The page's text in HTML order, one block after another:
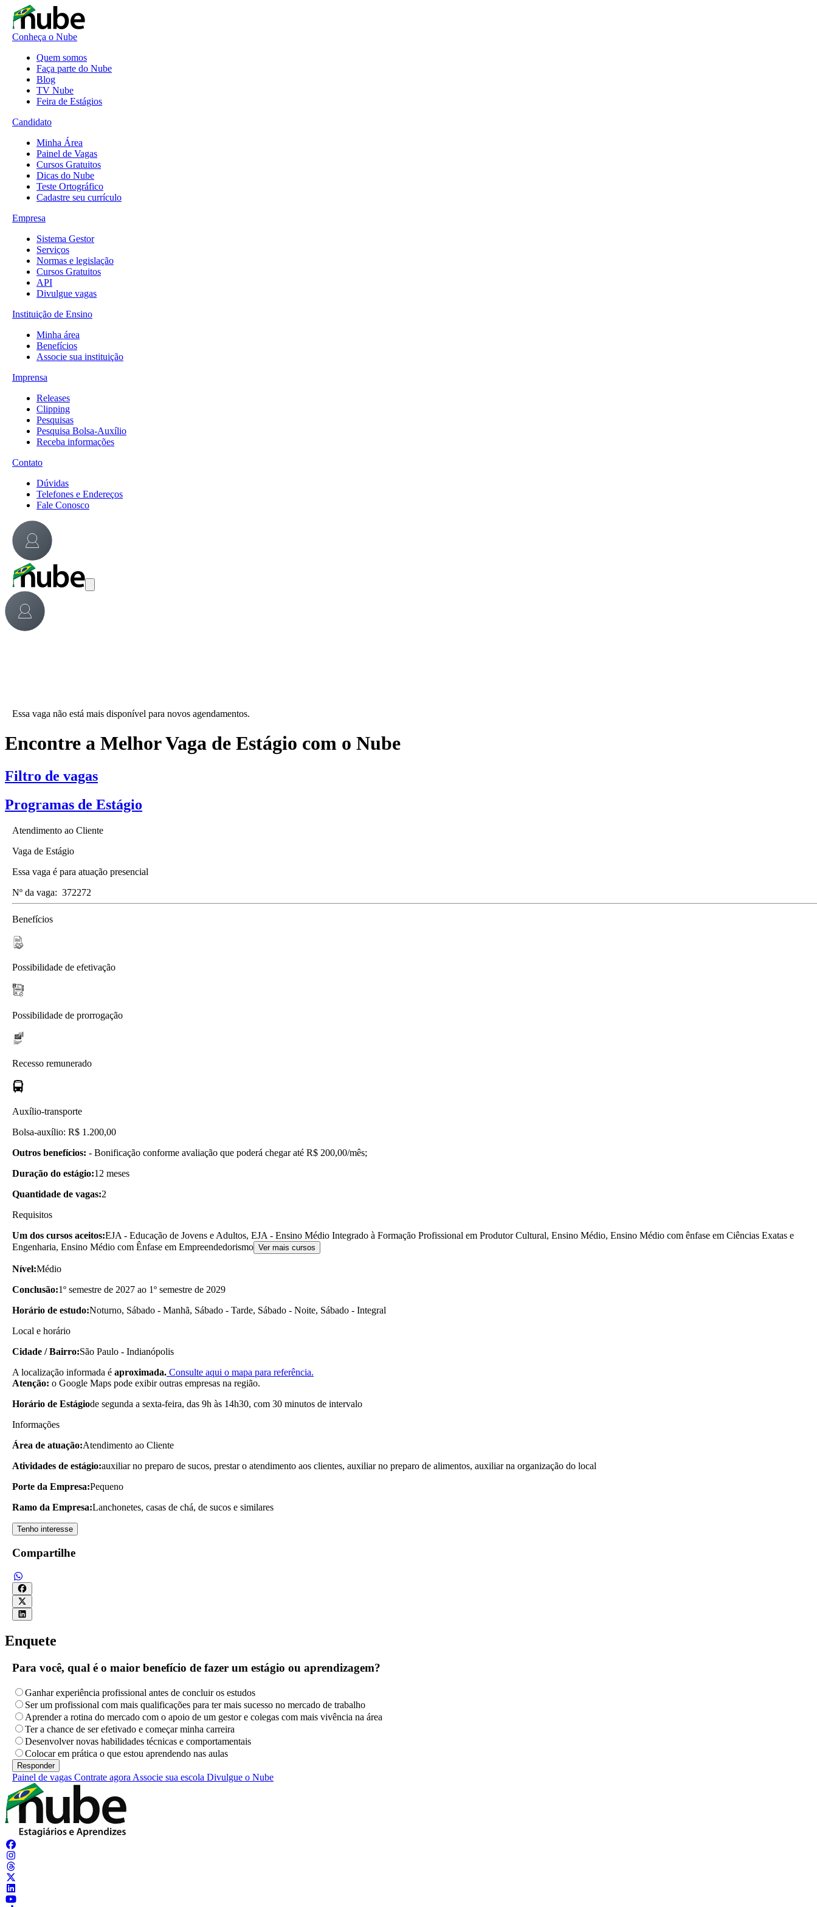
Conheça o Nube
Quem somos
Faça parte do Nube
Blog
TV Nube
Feira de Estágios
Candidato
Minha Área
Painel de Vagas
Cursos Gratuitos
Dicas do Nube
Teste Ortográfico
Cadastre seu currículo
Empresa
Sistema Gestor
Serviços
Normas e legislação
Cursos Gratuitos
API
Divulgue vagas
Instituição de Ensino
Minha área
Benefícios
Associe sua instituição
Imprensa
Releases
Clipping
Pesquisas
Pesquisa Bolsa-Auxílio
Receba informações
Contato
Dúvidas
Telefones e Endereços
Fale Conosco
Essa vaga não está mais disponível para novos agendamentos.
Encontre a Melhor Vaga de Estágio com o Nube
Filtro de vagas
Programas de Estágio
Atendimento ao Cliente
Vaga de Estágio
Essa vaga é para atuação presencial
Nº da vaga: 372272
Benefícios
Possibilidade de efetivação
Possibilidade de prorrogação
Recesso remunerado
Auxílio-transporte
Bolsa-auxílio: R$ 1.200,00
Outros benefícios: - Bonificação conforme avaliação que poderá chegar até R$ 200,00/mês;
Duração do estágio:12 meses
Quantidade de vagas:2
Requisitos
Um dos cursos aceitos:EJA - Educação de Jovens e Adultos, EJA - Ensino Médio Integrado à Formação Profissional em Produtor Cultural, Ensino Médio, Ensino Médio com ênfase em Ciências Exatas e
Engenharia, Ensino Médio com Ênfase em Empreendedorismo Ver mais cursos
Nível:Médio
Conclusão:1º semestre de 2027 ao 1º semestre de 2029
Horário de estudo:Noturno, Sábado - Manhã, Sábado - Tarde, Sábado - Noite, Sábado - Integral
Local e horário
Cidade / Bairro:São Paulo - Indianópolis
A localização informada é aproximada. Consulte aqui o mapa para referência.
Atenção: o Google Maps pode exibir outras empresas na região.
Horário de Estágiode segunda a sexta-feira, das 9h às 14h30, com 30 minutos de intervalo
Informações
Área de atuação:Atendimento ao Cliente
Atividades de estágio:auxiliar no preparo de sucos, prestar o atendimento aos clientes, auxiliar no preparo de alimentos, auxiliar na organização do local
Porte da Empresa:Pequeno
Ramo da Empresa:Lanchonetes, casas de chá, de sucos e similares
Tenho interesse
Compartilhe
Enquete
Para você, qual é o maior benefício de fazer um estágio ou aprendizagem?
Ganhar experiência profissional antes de concluir os estudos
Ser um profissional com mais qualificações para ter mais sucesso no mercado de trabalho
Aprender a rotina do mercado com o apoio de um gestor e colegas com mais vivência na área
Ter a chance de ser efetivado e começar minha carreira
Desenvolver novas habilidades técnicas e comportamentais
Colocar em prática o que estou aprendendo nas aulas
Painel de vagas Contrate agora Associe sua escola Divulgue o Nube